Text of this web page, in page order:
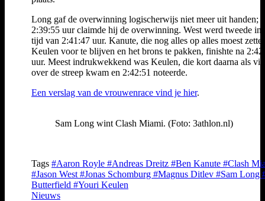
Long gaf de overwinning logischerwijs niet meer uit handen;
2:39:55 uur claimde hij de overwinning. West werd tweede in
tijd van 2:41:47 uur. Kanute, die nog alles op alles moest
Keulen voor te blijven en het brons te pakken, finishte na
uur. Meest indrukwekkend was Keulen, die kort daarna als
over de streep kwam en 2:42:51 noteerde.
Een verslag van de vrouwenrace vind je hier.
Sam Long wint Clash Miami. (Foto: 3athlon.nl)
Tags #Aaron Royle #Andreas Dreitz #Ben Kanute #Clash
#Jason West #Jonas Schomburg #Magnus Ditlev #Sam Long
Butterfield #Youri Keulen
Nieuws